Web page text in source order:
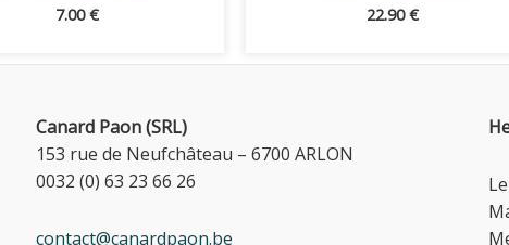
7.00€ 22.90€
Canard Paon (SRL)
153 rue de Neufchâteau – 6700 ARLON
0032 (0) 63 23 66 26
contact@canardpaon.be